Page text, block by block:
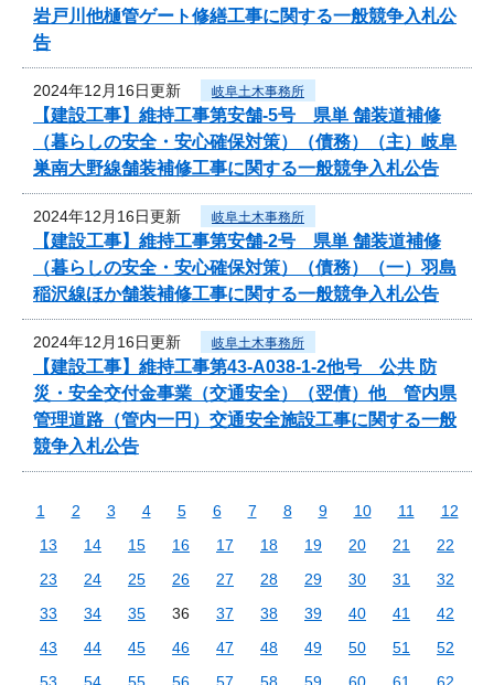
岩戸川他樋管ゲート修繕工事に関する一般競争入札公
告
2024年12月16日更新 岐阜土木事務所
【建設工事】維持工事第安舗-5号 県単 舗装道補修
（暮らしの安全・安心確保対策）（債務）（主）岐阜
巣南大野線舗装補修工事に関する一般競争入札公告
2024年12月16日更新 岐阜土木事務所
【建設工事】維持工事第安舗-2号 県単 舗装道補修
（暮らしの安全・安心確保対策）（債務）（一）羽島
稲沢線ほか舗装補修工事に関する一般競争入札公告
2024年12月16日更新 岐阜土木事務所
【建設工事】維持工事第43-A038-1-2他号 公共 防
災・安全交付金事業（交通安全）（翌債）他 管内県
管理道路（管内一円）交通安全施設工事に関する一般
競争入札公告
1 2 3 4 5 6 7 8 9 10 11
12
13
14 15 16 17 18 19 20 21
22
23
24 25 26 27 28 29 30 31
32
33
34 35 36 37 38 39 40 41
42
43
44 45 46 47 48 49 50 51
52